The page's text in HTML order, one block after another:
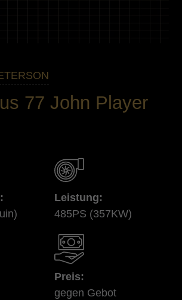
77 John Player
Leistung:
485PS (357KW)
Preis:
gegen Gebot